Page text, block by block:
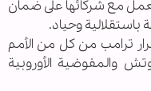
مع شركائها على ضمان
باستقلالية وحياد.
ترامب من كل من الأمم
والمفوضية الأوروبية